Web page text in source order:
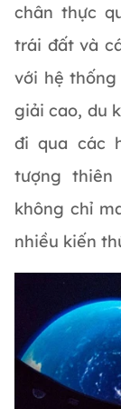
chân thực
trái đất và
với hệ thống
giải cao, du
đi qua các
tượng thiên
không chỉ
nhiều kiến